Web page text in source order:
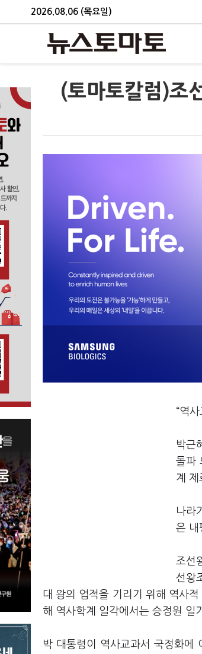
2026.08.06 (목요일)
(토마토칼럼)조
“역
박근
돌파
계 제
나라
은 내
조선
선왕
대 왕의 업적을 기리기 위해 역사
해 역사학계 일각에서는 승정원 일
박 대통령이 역사교과서 국정화에